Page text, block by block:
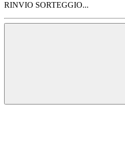
RINVIO SORTEGGIO...